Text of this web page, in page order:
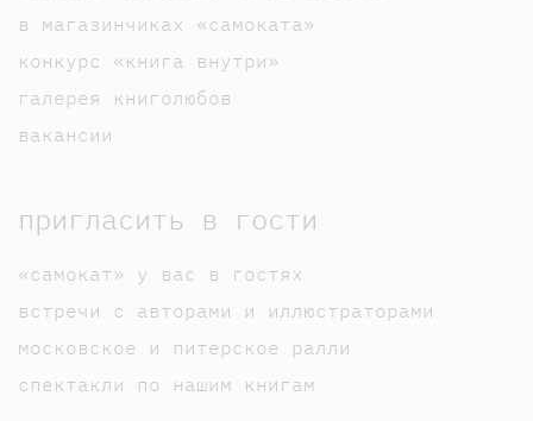
в магазинчиках «самоката»
конкурс «книга внутри»
галерея книголюбов
вакансии
пригласить в гости
«самокат» у вас в гостях
встречи с авторами и иллюстраторами
московское и питерское ралли
спектакли по нашим книгам